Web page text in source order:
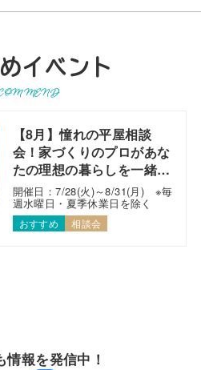
イベント
【8月】憧れの平屋相談
会！家づくりのプロがあな
たの理想の暮らしを一緒に
考えます！
開催日：7/28(火)～8/31(月) ※毎
週水曜日・夏季休業日を除く
おすすめ 相談会
情報を発信中！